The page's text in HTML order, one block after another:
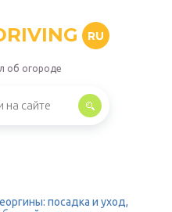
RU
об огороде
посадка и уход,